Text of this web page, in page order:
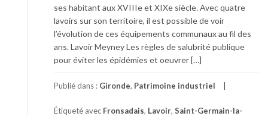
ses habitant aux XVIIIe et XIXe siècle. Avec quatre
lavoirs sur son territoire, il est possible de voir
l’évolution de ces équipements communaux au fil des
ans. Lavoir Meyney Les règles de salubrité publique
pour éviter les épidémies et oeuvrer […]
Publié dans : Gironde, Patrimoine industriel
Étiqueté avec Fronsadais, Lavoir, Saint-Germain-la-